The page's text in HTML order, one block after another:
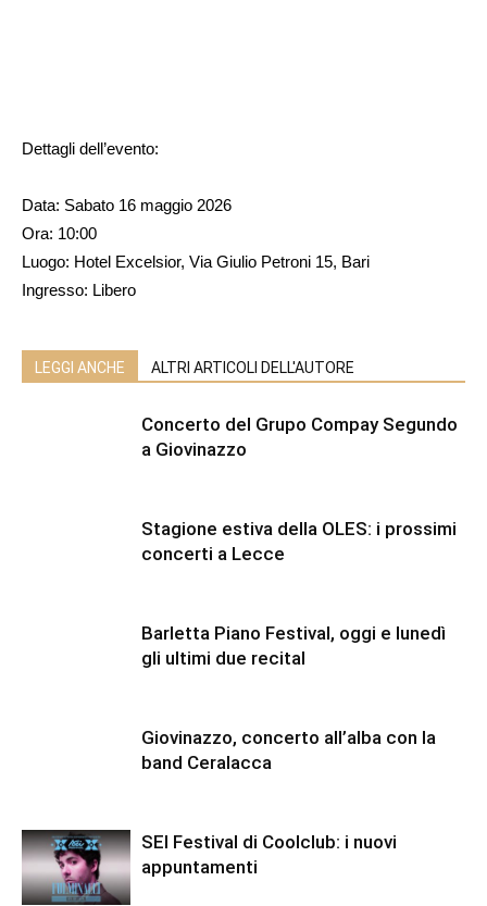
Dettagli dell’evento:
Data: Sabato 16 maggio 2026
Ora: 10:00
Luogo: Hotel Excelsior, Via Giulio Petroni 15, Bari
Ingresso: Libero
LEGGI ANCHE ALTRI ARTICOLI DELL'AUTORE
Concerto del Grupo Compay Segundo
a Giovinazzo
Stagione estiva della OLES: i prossimi
concerti a Lecce
Barletta Piano Festival, oggi e lunedì
gli ultimi due recital
Giovinazzo, concerto all’alba con la
band Ceralacca
SEI Festival di Coolclub: i nuovi
appuntamenti